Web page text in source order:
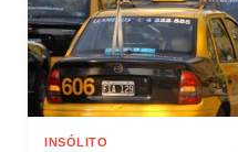
INSÓLITO